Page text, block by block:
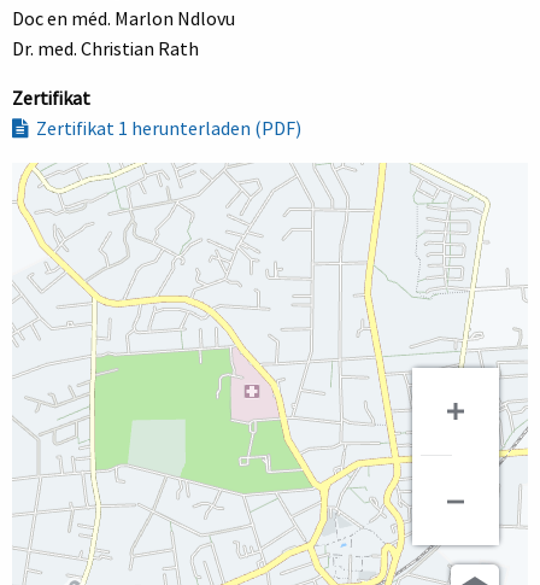
Doc en méd. Marlon Ndlovu
Dr. med. Christian Rath
Zertifikat
Zertifikat 1 herunterladen (PDF)